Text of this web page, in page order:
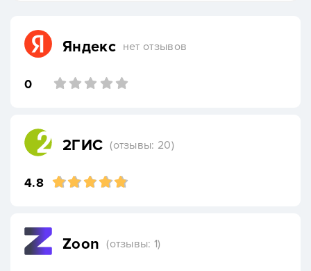
Яндекс нет отзывов
0
2ГИС (отзывы: 20)
4.8
Zoon (отзывы: 1)